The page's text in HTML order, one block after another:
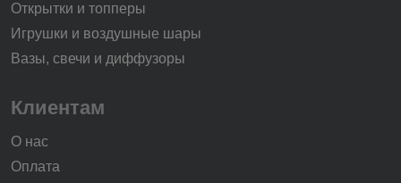
Открытки и топперы
Игрушки и воздушные шары
Вазы, свечи и диффузоры
Клиентам
О нас
Оплата